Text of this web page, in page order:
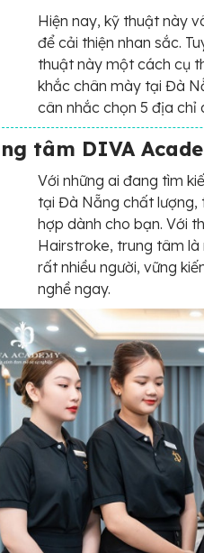
Hiện nay, kỹ thuật này
để cải thiện nhan sắc.
thuật này một cách cụ
khắc chân mày tại Đà
cân nhắc chọn 5 địa chỉ
tâm DIVA
Với những ai đang tìm
tại Đà Nẵng chất lượng,
hợp dành cho bạn. Với
Hairstroke, trung tâm
rất nhiều người, vững
nghề ngay.